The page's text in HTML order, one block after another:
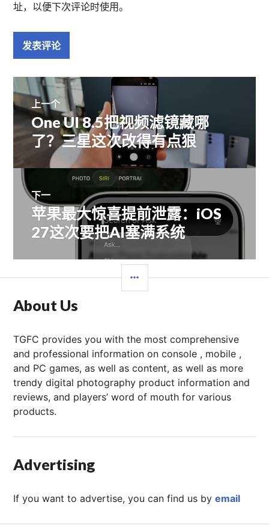
址，以便下次评论时使用。
文
章
导
航
上一个
上
篇
文
章：
One UI 8.5把视频滤镜藏哪
了？三星这次改得有点狠
下一
下
篇
文
苹果最大惊喜提前泄露：iOS
27这次要把AI塞满系统
栏
About Us
TGFC provides you with the most comprehensive
and professional information on console , mobile ,
and PC games, as well as content, as well as more
trendy digital photography product information and
reviews, and players’ word of mouth for various
products.
Advertising
If you want to advertise, you can find us byemail